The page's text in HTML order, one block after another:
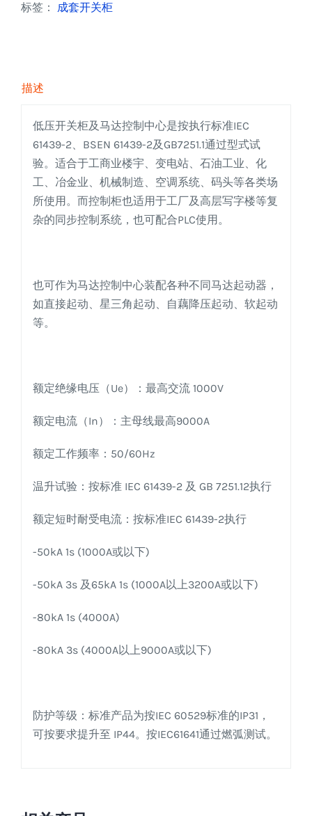
标签： 成套开关柜
描述
低压开关柜及马达控制中心是按执行标准IEC
61439-2、BSEN 61439-2及GB7251.1通过型式试
验。适合于工商业楼宇、变电站、石油工业、化
工、冶金业、机械制造、空调系统、码头等各类场
所使用。而控制柜也适用于工厂及高层写字楼等复
杂的同步控制系统，也可配合PLC使用。
也可作为马达控制中心装配各种不同马达起动器，
如直接起动、星三角起动、自藕降压起动、软起动
等。
额定绝缘电压（Ue）：最高交流 1000V
额定电流（In）：主母线最高9000A
额定工作频率：50/60Hz
温升试验：按标准 IEC 61439-2 及 GB 7251.12执行
额定短时耐受电流：按标准IEC 61439-2执行
-50kA 1s (1000A或以下)
-50kA 3s 及65kA 1s (1000A以上3200A或以下)
-80kA 1s (4000A)
-80kA 3s (4000A以上9000A或以下)
防护等级：标准产品为按IEC 60529标准的IP31，
可按要求提升至 IP44。按IEC61641通过燃弧测试。